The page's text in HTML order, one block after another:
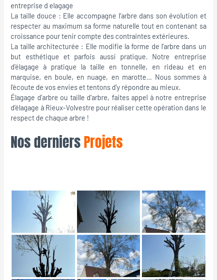
entreprise d elagage
La taille douce : Elle accompagne l’arbre dans son évolution et
respecter au maximum sa forme naturelle tout en contenant sa
croissance pour tenir compte des contraintes extérieures.
La taille architecturée : Elle modifie la forme de l’arbre dans un
but esthétique et parfois aussi pratique. Notre entreprise
d’élagage à pratique la taille en tonnelle, en rideau et en
marquise, en boule, en nuage, en marotte… Nous sommes à
l’écoute de vos envies et tentons d’y répondre au mieux.
Élagage d’arbre ou taille d’arbre, faites appel à notre entreprise
d’élagage à Rieux-Volvestre pour réaliser cette opération dans le
respect de chaque arbre !
Nos derniersProjets